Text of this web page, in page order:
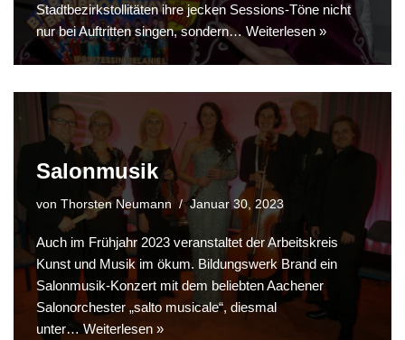
Stadtbezirkstollitäten ihre jecken Sessions-Töne nicht
nur bei Auftritten singen, sondern… Weiterlesen »
Salonmusik
von Thorsten Neumann Januar 30, 2023
Auch im Frühjahr 2023 veranstaltet der Arbeitskreis
Kunst und Musik im ökum. Bildungswerk Brand ein
Salonmusik-Konzert mit dem beliebten Aachener
Salonorchester „salto musicale“, diesmal
unter…Weiterlesen »